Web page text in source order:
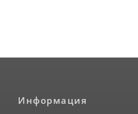
Информация